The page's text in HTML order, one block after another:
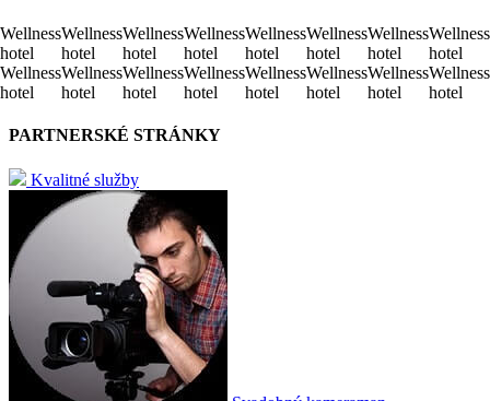
Wellness
hotel
Wellness
hotel
Wellness
hotel
Wellness
hotel
Wellness
hotel
Wellness
hotel
Wellness
hotel
Wellness
hotel
Wellness
hotel
Wellness
hotel
Wellness
hotel
Wellness
hotel
Wellness
hotel
Wellness
hotel
Wellness
hotel
Wellness
hotel
PARTNERSKÉ STRÁNKY
Kvalitné služby